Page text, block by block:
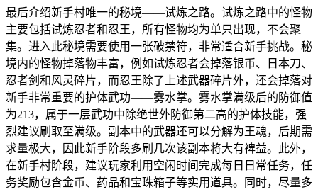
最后介绍新手村唯一的秘境——试炼之路。试炼之路中的怪物
主要包括试炼忍者和忍王，所有怪物均为单只出现，不会聚
集。进入此秘境需要使用一张破禁符，非常适合新手挑战。秘
境内的怪物掉落物丰富，例如试炼忍者会掉落银币、日本刀、
忍者剑和风灵碎片，而忍王除了上述武器碎片外，还会掉落对
新手非常重要的护体武功——雾水掌。雾水掌满级后的防御值
为213，属于一层武功中除绝世外防御第二高的护体技能，强
烈建议刷取至满级。副本中的武器还可以分解为王魂，后期需
求量极大，因此新手阶段多刷几次该副本将大有裨益。此外，
在新手村阶段，建议玩家利用空闲时间完成每日日常任务，任
务奖励包含金币、药品和宝珠箱子等实用道具。同时，尽量多